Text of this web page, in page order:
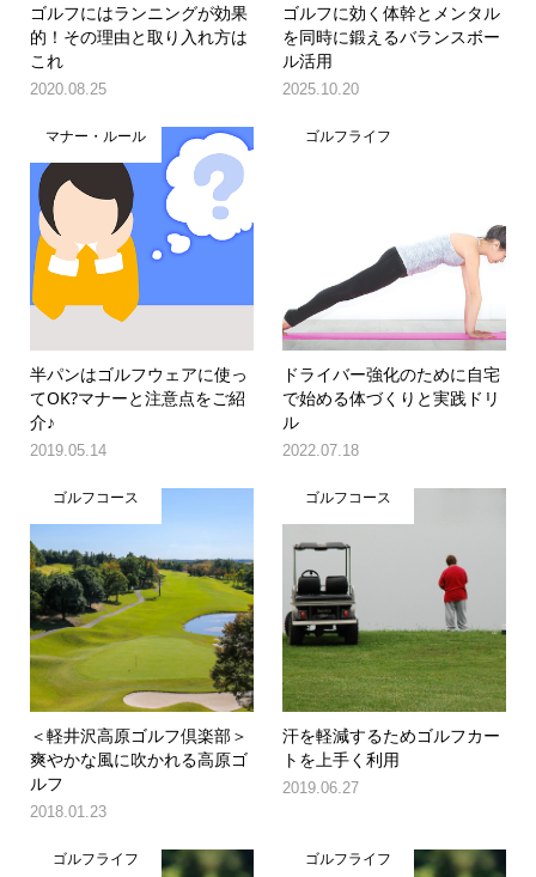
ゴルフにはランニングが効果
的！その理由と取り入れ方は
これ
2020.08.25
ゴルフに効く体幹とメンタル
を同時に鍛えるバランスボー
ル活用
2025.10.20
マナー・ルール
半パンはゴルフウェアに使っ
てOK?マナーと注意点をご紹
介♪
2019.05.14
ゴルフライフ
ドライバー強化のために自宅
で始める体づくりと実践ドリ
ル
2022.07.18
ゴルフコース
＜軽井沢高原ゴルフ倶楽部＞
爽やかな風に吹かれる高原ゴ
ルフ
2018.01.23
ゴルフコース
汗を軽減するためゴルフカー
トを上手く利用
2019.06.27
ゴルフライフ ゴルフライフ